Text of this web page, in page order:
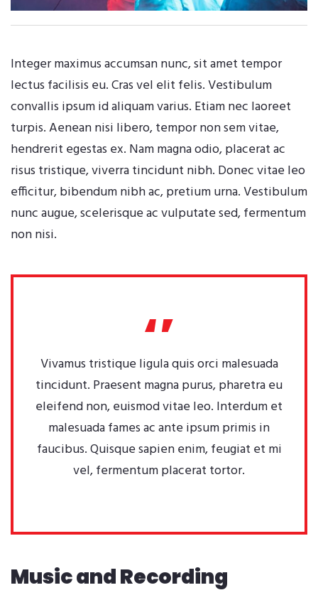
Integer maximus accumsan nunc, sit amet tempor
lectus facilisis eu. Cras vel elit felis. Vestibulum
convallis ipsum id aliquam varius. Etiam nec laoreet
turpis. Aenean nisi libero, tempor non sem vitae,
hendrerit egestas ex. Nam magna odio, placerat ac
risus tristique, viverra tincidunt nibh. Donec vitae leo
efficitur, bibendum nibh ac, pretium urna. Vestibulum
nunc augue, scelerisque ac vulputate sed, fermentum
non nisi.
Vivamus tristique ligula quis orci malesuada
tincidunt. Praesent magna purus, pharetra eu
eleifend non, euismod vitae leo. Interdum et
malesuada fames ac ante ipsum primis in
faucibus. Quisque sapien enim, feugiat et mi
vel, fermentum placerat tortor.
Music and Recording